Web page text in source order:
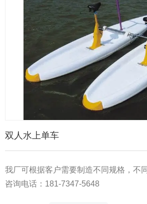
双人水上单车
我厂可根据客户需要制造不同规格，不
咨询电话：181-7347-5648